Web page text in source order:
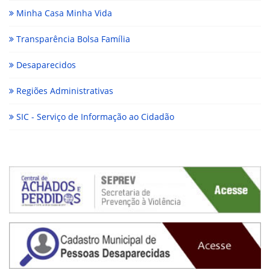
Minha Casa Minha Vida
Transparência Bolsa Família
Desaparecidos
Regiões Administrativas
SIC - Serviço de Informação ao Cidadão